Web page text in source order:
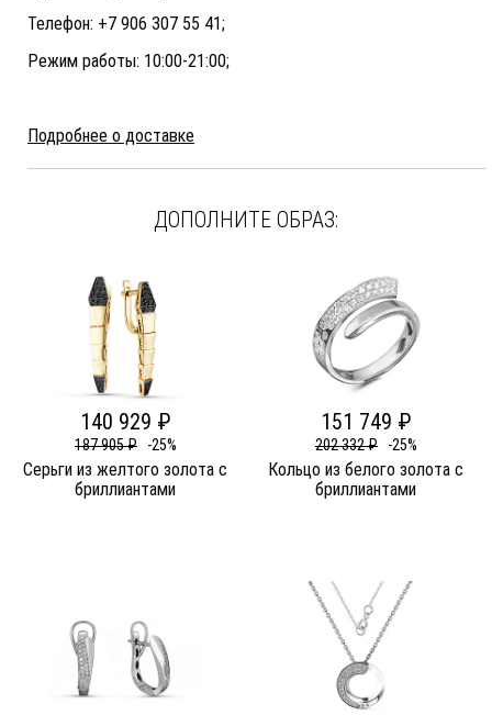
Телефон: +7 906 307 55 41;
Режим работы: 10:00-21:00;
Подробнее о доставке
ДОПОЛНИТЕ ОБРАЗ:
140 929 ₽
187 905 ₽ -25%
Серьги из желтого золота c
бриллиантами
151 749 ₽
202 332 ₽ -25%
Кольцо из белого золота c
бриллиантами